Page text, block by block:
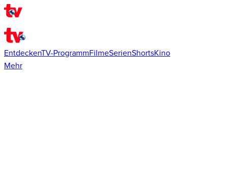
EntdeckenTV-ProgrammFilmeSerienShortsKino
Mehr